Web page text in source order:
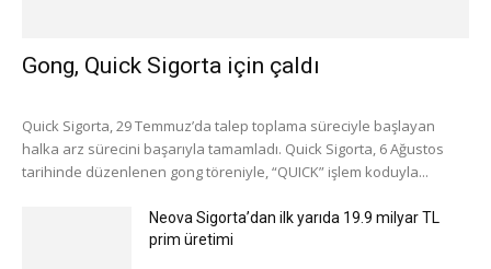
Gong, Quick Sigorta için çaldı
Quick Sigorta, 29 Temmuz’da talep toplama süreciyle başlayan
halka arz sürecini başarıyla tamamladı. Quick Sigorta, 6 Ağustos
tarihinde düzenlenen gong töreniyle, “QUICK” işlem koduyla...
Neova Sigorta’dan ilk yarıda 19.9 milyar TL
prim üretimi